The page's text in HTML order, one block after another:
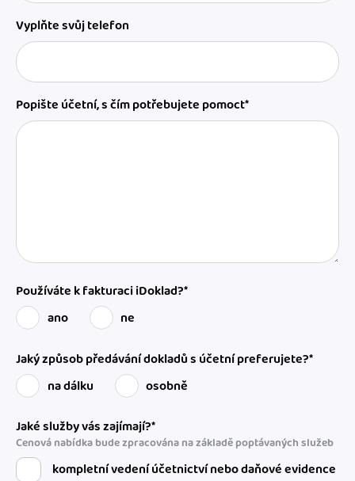
Vyplňte svůj telefon
Popište účetní, s čím potřebujete pomoct*
Používáte k fakturaci iDoklad?*
ano
ne
Jaký způsob předávání dokladů s účetní preferujete?*
na dálku
osobně
Jaké služby vás zajímají?*
Cenová nabídka bude zpracována na základě poptávaných služeb
kompletní vedení účetnictví nebo daňové evidence